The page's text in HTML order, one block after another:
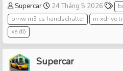
T
h
r
e
a
d
s
Supercar
S
t
a
t
a
24 Tháng 5 2026
T
a
g
bmw m3 cs handschalter
m xdrive
xe độ
Supercar